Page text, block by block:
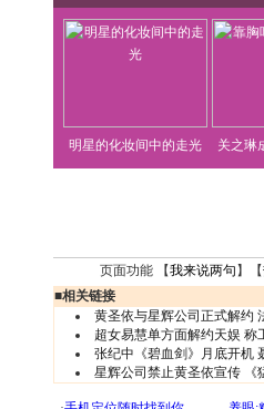
明星的化妆间中的走光 关之琳
页面功能 【我来说两句 】【
■相关链接
黄圣依与星辉公司正式解约
超女易慧单方面解约天娱 称
张纪中《碧血剑》月底开机
星辉公司禁止黄圣依宣传 《